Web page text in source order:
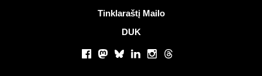
Tinklaraštį Mailo
DUK
Socialiniai tinklai
Facebook
Mastodon
BlueskyLinkedInInstagram
Threads